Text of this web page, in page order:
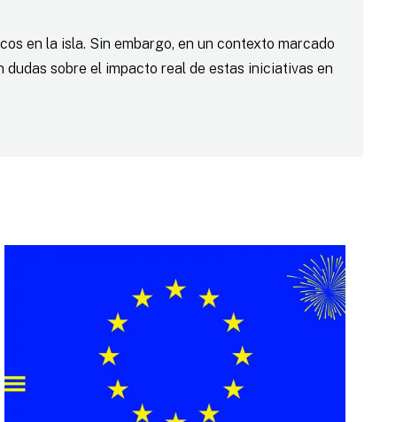
en la isla. Sin embargo, en un contexto marcado
sobre el impacto real de estas iniciativas en